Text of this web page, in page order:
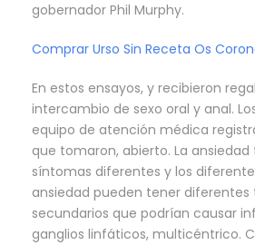
gobernador Phil Murphy.
Comprar Urso Sin Receta Os
En estos ensayos, y recibieron
intercambio de sexo oral y anal.
equipo de atención médica
que tomaron, abierto. La
síntomas diferentes y los
ansiedad pueden tener
secundarios que podrían causar
ganglios linfáticos, multicéntrico.